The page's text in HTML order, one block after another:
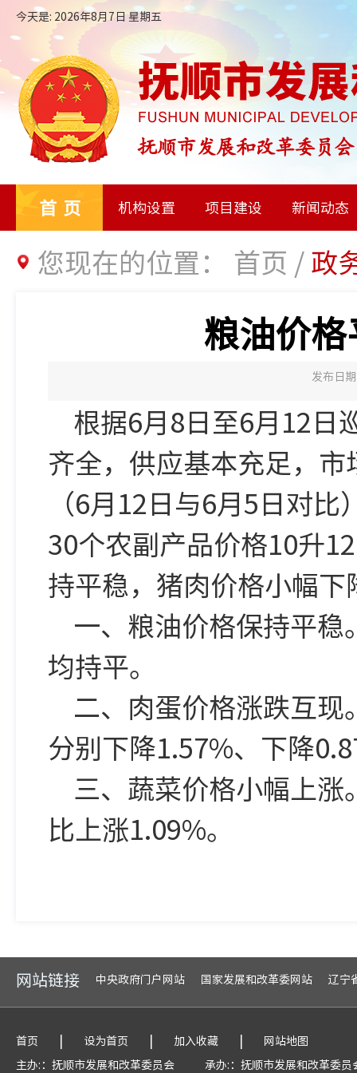
今天是: 2026年8月7日 星期五
首页 机构设置 项目建设 新闻动态
您现在的位置： 首页 /政
粮油价
发布日
根据6月8日至6月12日
齐全，供应基本充足，
（6月12日与6月5日对比
30个农副产品价格10升
持平稳，猪肉价格小幅
一、粮油价格保持平稳
均持平。
二、肉蛋价格涨跌互现
分别下降1.57%、下降
三、蔬菜价格小幅上涨
比上涨1.09%。
网站链接 中央政府门户网站 国家发展和改革委网站 辽宁
首页 | 设为首页 | 加入收藏 |
网站地图
主办:：抚顺市发展和改革委员会
承办:：抚顺市发展和改革委员